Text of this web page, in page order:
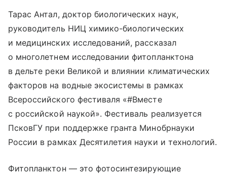
Тарас Антал, доктор биологических наук,
руководитель НИЦ химико-биологических
и медицинских исследований, рассказал
о многолетнем исследовании фитопланктона
в дельте реки Великой и влиянии климатических
факторов на водные экосистемы в рамках
Всероссийского фестиваля «#Вместе
с российской наукой». Фестиваль реализуется
ПсковГУ при поддержке гранта Минобрнауки
России в рамках Десятилетия науки и технологий.
Фитопланктон — это фотосинтезирующие